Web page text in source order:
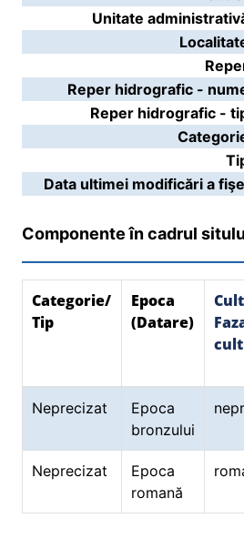
Unitate
Reper hidrografic -
Reper hidrografic -
Data ultimei modificări a
Componente în cadrul
Categorie/
Tip
Epoca
(Datare)
Neprecizat
Epoca
bronzului
Neprecizat
Epoca
romană